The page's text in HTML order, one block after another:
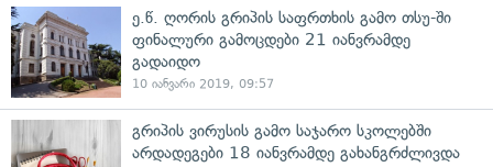
ე.წ. ღორის გრიპის საფრთხის გამო თსუ-ში
ფინალური გამოცდები 21 იანვრამდე
გადაიდო
10 იანვარი 2019, 09:57
გრიპის ვირუსის გამო საჯარო სკოლებში
არდადეგები 18 იანვრამდე გახანგრძლივდა